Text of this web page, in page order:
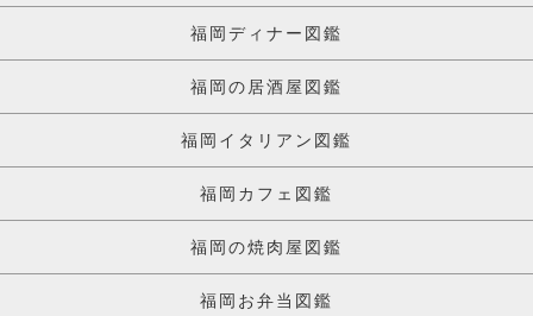
福岡ディナー図鑑
福岡の居酒屋図鑑
福岡イタリアン図鑑
福岡カフェ図鑑
福岡の焼肉屋図鑑
福岡お弁当図鑑